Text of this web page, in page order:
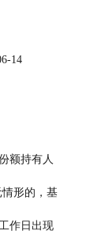
14
额持有人
元情形的，基
个工作日出现